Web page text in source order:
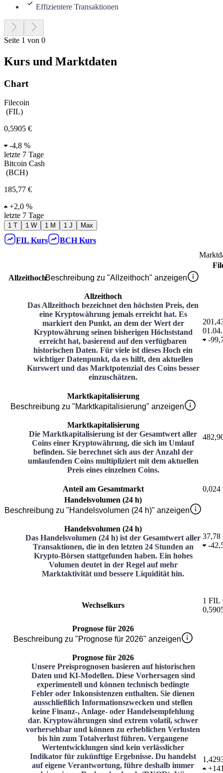
Effizientere Transaktionen
Seite 1 von 0
Kurs und Marktdaten
Chart
Filecoin
(FIL)
0,5905 €
-4,8 %
letzte 7 Tage
Bitcoin Cash
(BCH)
185,77 €
+2,0 %
letzte 7 Tage
1 T 1 W 1 M 1 J Max
FIL Kurs BCH Kurs
AllzeithochBeschreibung zu "Allzeithoch" anzeigen
Allzeithoch
Das Allzeithoch bezeichnet den höchsten Preis, den
eine Kryptowährung jemals erreicht hat. Es
markiert den Punkt, an dem der Wert der
Kryptowährung seinen bisherigen Höchststand
erreicht hat, basierend auf den verfügbaren
historischen Daten. Für viele ist dieses Hoch ein
wichtiger Datenpunkt, da es hilft, den aktuellen
Kurswert und das Marktpotenzial des Coins besser
einzuschätzen.
-
Marktkapitalisierung
Beschreibung zu "Marktkapitalisierung" anzeigen
Marktkapitalisierung
Die Marktkapitalisierung ist der Gesamtwert aller
Coins einer Kryptowährung, die sich im Umlauf
befinden. Sie berechnet sich aus der Anzahl der
umlaufenden Coins multipliziert mit dem aktuellen
Preis eines einzelnen Coins.
Anteil am Gesamtmarkt
0,024
Handelsvolumen (24 h)
Beschreibung zu "Handelsvolumen (24 h)" anzeigen
Handelsvolumen (24 h)
Das Handelsvolumen (24 h) ist der Gesamtwert aller
Transaktionen, die in den letzten 24 Stunden an
Krypto-Börsen stattgefunden haben. Ein hohes
Volumen deutet in der Regel auf mehr
Marktaktivität und bessere Liquidität hin.
37,78
-
Wechselkurs
1 FIL
Prognose für 2026
Beschreibung zu "Prognose für 2026" anzeigen
Prognose für 2026
Unsere Preisprognosen basieren auf historischen
Daten und KI-Modellen. Diese Vorhersagen sind
experimentell und können technisch bedingte
Fehler oder Inkonsistenzen enthalten. Sie dienen
ausschließlich Informationszwecken und stellen
keine Finanz-, Anlage- oder Handelsempfehlung
dar. Kryptowährungen sind extrem volatil, schwer
vorhersehbar und können zu erheblichen Verlusten
bis hin zum Totalverlust führen. Vergangene
Wertentwicklungen sind kein verlässlicher
Indikator für zukünftige Ergebnisse. Du handelst
auf eigene Verantwortung, führe deshalb immer
+